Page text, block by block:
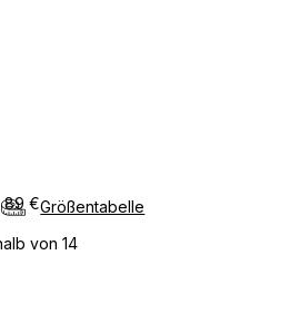
Größentabelle
89 €
von 14